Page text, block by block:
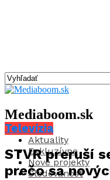
Mediaboom.sk
Aktuality
Exkluzívne
Nové projekty
Sledovanosť
Televízia
STVR preruší
prečo sa